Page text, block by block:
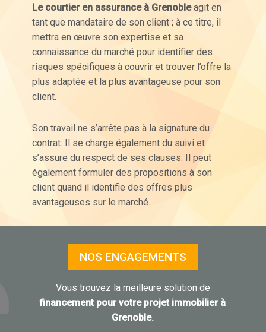
Le courtier en assurance à Grenobleagit en
tant que mandataire de son client ; à ce titre, il
mettra en œuvre son expertise et sa
connaissance du marché pour identifier des
risques spécifiques à couvrir et trouver l’offre la
plus adaptée et la plus avantageuse pour son
client.
Son travail ne s’arrête pas à la signature du
contrat. Il se charge également du suivi et
s’assure du respect de ses clauses. Il peut
également formuler des propositions à son
client quand il identifie des offres plus
avantageuses sur le marché.
NOS ENGAGEMENTS
Vous trouvez la meilleure solution de
financement pour votre projet immobilier à
Grenoble.